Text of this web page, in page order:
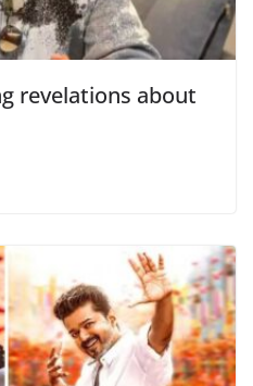
revelations about